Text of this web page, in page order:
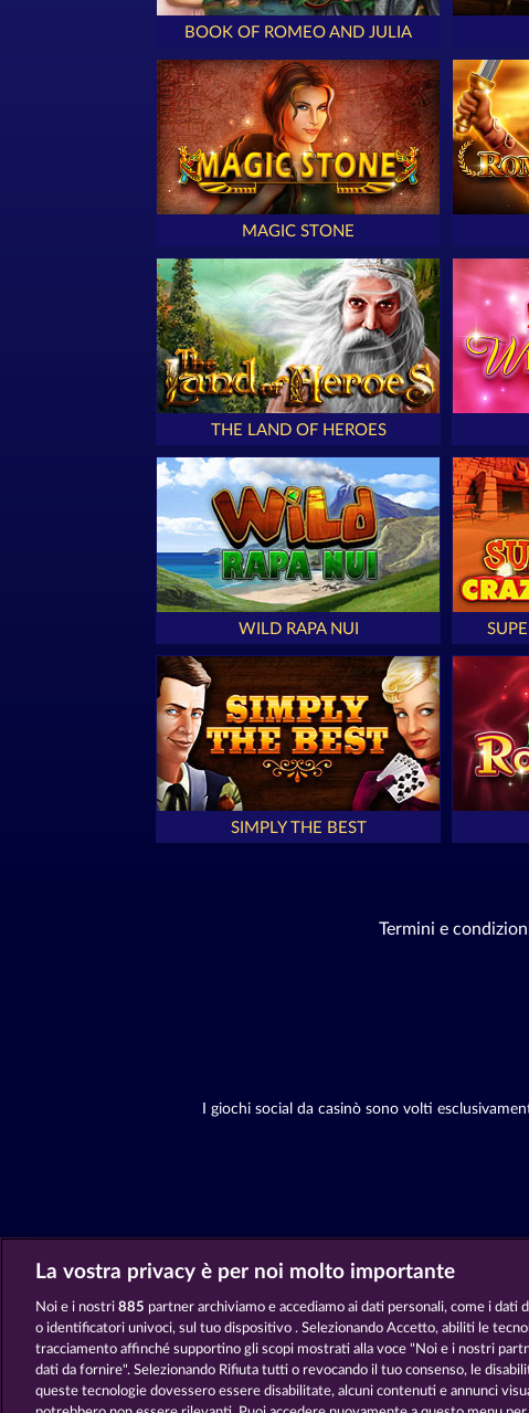
BOOK OF ROMEO AND JULIA
MAGIC STONE
THE LAND OF HEROES
WILD RAPA NUI
SIMPLY THE BEST
Termini e
I giochi social da casinò sono volti
La vostra privacy è per noi molto importante
Noi e i nostri 885 partner archiviamo e accediamo ai dati personali, come i dati
o identificatori univoci, sul tuo dispositivo . Selezionando Accetto, abiliti le
tracciamento affinché supportino gli scopi mostrati alla voce "Noi e i nostri
dati da fornire". Selezionando Rifiuta tutti o revocando il tuo consenso, le
queste tecnologie dovessero essere disabilitate, alcuni contenuti e annunci